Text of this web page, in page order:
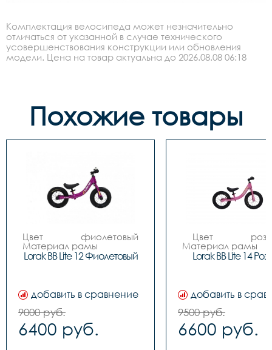
Комплектация велосипеда может незначительно
отличаться от указанной в случае технического
усовершенствования конструкции или обновления
модели. Цена на товар актуальна до 2026.08.08 06:18
Похожие товары
Цвет 		фиолетовый
Материал рамы
ALLOY алюминиевый
Количество скоростей
1
Передний переключатель
Задний переключатель
-
Lorak BB Lite 12 Фиолетовый
добавить в сравнение
9000 руб.
6400 руб.
Цвет 		розовый
Материал рамы
ALLOY
Количество
1
Передний
Задний
-
Lorak BB Lite 14
добавить в
9500 руб.
6600 руб.